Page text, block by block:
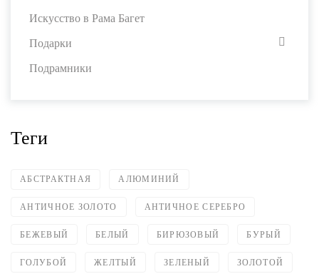
Искусство в Рама Багет
Подарки
Подрамники
Теги
АБСТРАКТНАЯ АЛЮМИНИЙ
АНТИЧНОЕ ЗОЛОТО АНТИЧНОЕ СЕРЕБРО
БЕЖЕВЫЙ БЕЛЫЙ БИРЮЗОВЫЙ БУРЫЙ
ГОЛУБОЙ ЖЕЛТЫЙ ЗЕЛЕНЫЙ ЗОЛОТОЙ